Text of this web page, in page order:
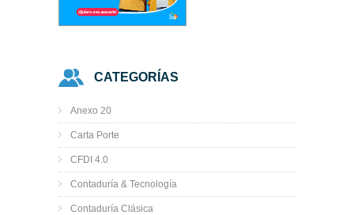
CATEGORÍAS
Anexo 20
Carta Porte
CFDI 4.0
Contaduría & Tecnología
Contaduría Clásica